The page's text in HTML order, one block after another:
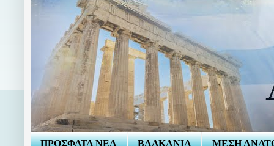
ΠΡΟΣΦΑΤΑ ΝΕΑ ΒΑΛΚΑΝΙΑ ΜΕΣΗ